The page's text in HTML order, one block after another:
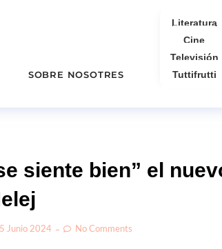
SOBRE NOSOTRES
Literatura
Cine
Televisión
Tuttifrutti
siente bien” el
Junio 2024 No Comments